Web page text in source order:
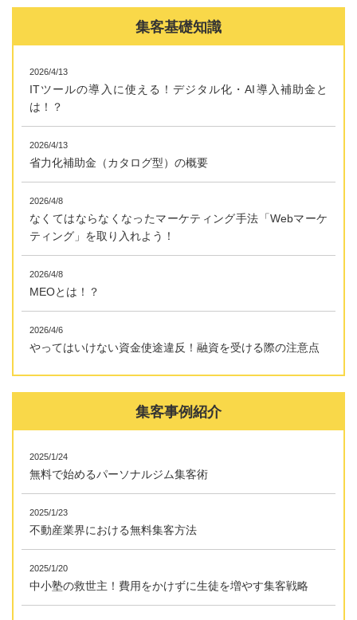
集客基礎知識
2026/4/13
ITツールの導入に使える！デジタル化・AI導入補助金と
は！？
2026/4/13
省力化補助金（カタログ型）の概要
2026/4/8
なくてはならなくなったマーケティング手法「Webマーケ
ティング」を取り入れよう！
2026/4/8
MEOとは！？
2026/4/6
やってはいけない資金使途違反！融資を受ける際の注意点
集客事例紹介
2025/1/24
無料で始めるパーソナルジム集客術
2025/1/23
不動産業界における無料集客方法
2025/1/20
中小塾の救世主！費用をかけずに生徒を増やす集客戦略